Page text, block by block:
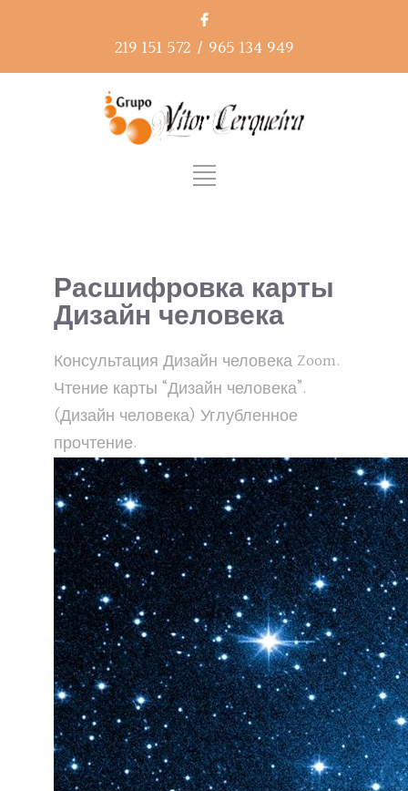
219 151 572 / 965 134 949
Расшифровка карты
Дизайн человека
Консультация Дизайн человека Zoom.
Чтение карты “Дизайн человека”.
(Дизайн человека) Углубленное
прочтение.